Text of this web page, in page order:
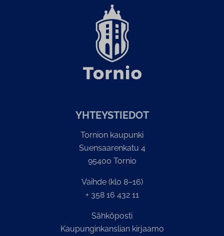
YH­TEYS­TIE­DOT
Tornion kaupunki
Suensaarenkatu 4
95400 Tornio
Vaihde (klo 8–16)
+ 358 16 432 11
Sähköposti
Kaupunginkanslian kirjaamo